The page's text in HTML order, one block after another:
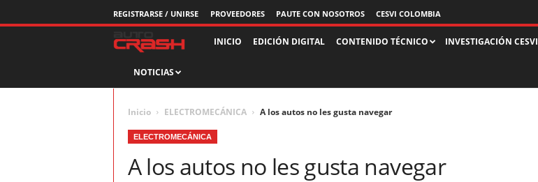
REGISTRARSE / UNIRSE PROVEEDORES PAUTE CON NOSOTROS CESVI COLOMBIA
i
s
INICIO EDICIÓN DIGITAL CONTENIDO TÉCNICO INVESTIGACIÓN CESVI
NOTICIAS
Inicio ELECTROMECÁNICA A los autos no les gusta navegar
ELECTROMECÁNICA
A los autos no les gusta navegar